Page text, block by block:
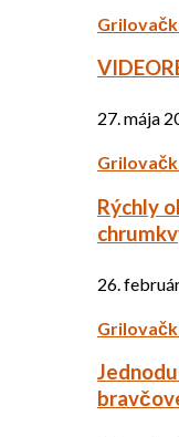
27. mája
Rýchly
26.